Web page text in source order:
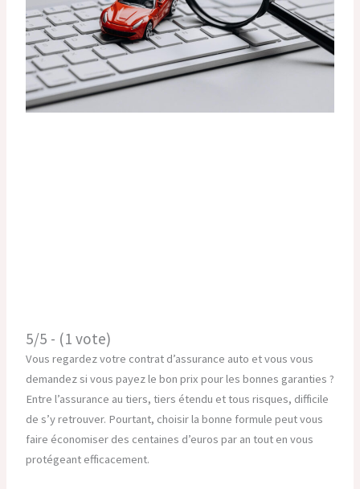
5/5 - (1 vote)
Vous regardez votre contrat d’assurance auto et vous vous
demandez si vous payez le bon prix pour les bonnes garanties ?
Entre l’assurance au tiers, tiers étendu et tous risques, difficile
de s’y retrouver. Pourtant, choisir la bonne formule peut vous
faire économiser des centaines d’euros par an tout en vous
protégeant efficacement.